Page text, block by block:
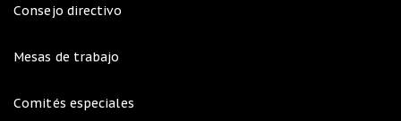
Consejo directivo
Mesas de trabajo
Comités especiales